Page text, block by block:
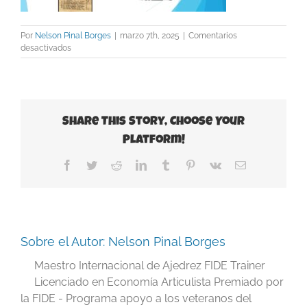
Por Nelson Pinal Borges | marzo 7th, 2025 | Comentarios
desactivadosen
Slide6
Share This Story, Choose Your
Platform!
Facebook
TwitterRedditLinkedInTumblr Pinterest
Vk
Correo
Sobre el Autor: Nelson Pinal Borges
Maestro Internacional de Ajedrez FIDE Trainer
Licenciado en Economía Articulista Premiado por
la FIDE - Programa apoyo a los veteranos del